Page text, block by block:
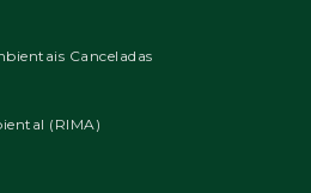
Canceladas
(RIMA)